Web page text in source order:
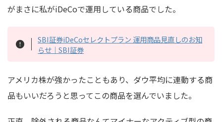
がまさに私がiDeCoで運用している商品でした。
SBI証券iDeCoセレクトプラン 運用商品見直しのお知
らせ｜SBI証券
アメリカ株が強かったこともあり、ダウ平均に連動する商
品もいいだろうと思ってこの商品を選んでいました。